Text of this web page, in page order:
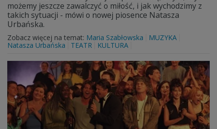
możemy jeszcze zawalczyć o miłość, i jak wychodzimy z
takich sytuacji - mówi o nowej piosence Natasza
Urbańska.
Zobacz więcej na temat: Maria Szabłowska
MUZYKA
Natasza Urbańska
TEATR KULTURA